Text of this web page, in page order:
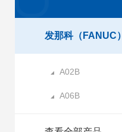
发那科（FANUC）
A02B
A06B